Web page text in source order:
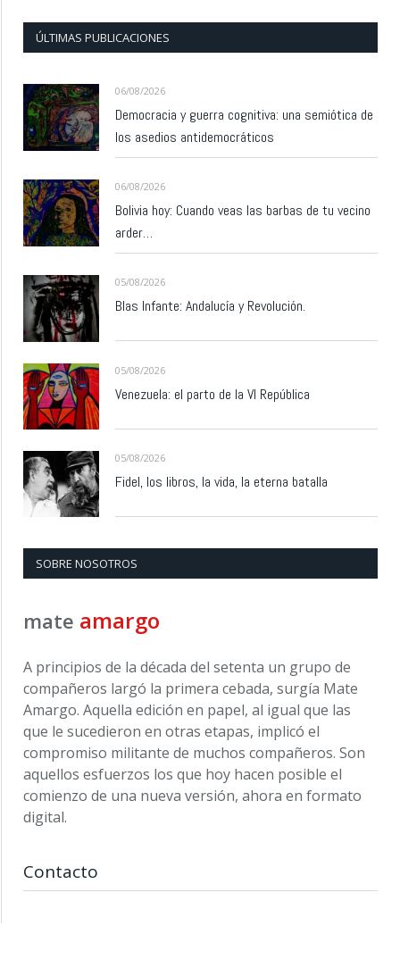
ÚLTIMAS PUBLICACIONES
06/08/2026
Democracia y guerra cognitiva: una semiótica de
los asedios antidemocráticos
06/08/2026
Bolivia hoy: Cuando veas las barbas de tu vecino
arder…
05/08/2026
Blas Infante: Andalucía y Revolución.
05/08/2026
Venezuela: el parto de la VI República
05/08/2026
Fidel, los libros, la vida, la eterna batalla
SOBRE NOSOTROS
mate amargo
A principios de la década del setenta un grupo de
compañeros largó la primera cebada, surgía Mate
Amargo. Aquella edición en papel, al igual que las
que le sucedieron en otras etapas, implicó el
compromiso militante de muchos compañeros. Son
aquellos esfuerzos los que hoy hacen posible el
comienzo de una nueva versión, ahora en formato
digital.
Contacto